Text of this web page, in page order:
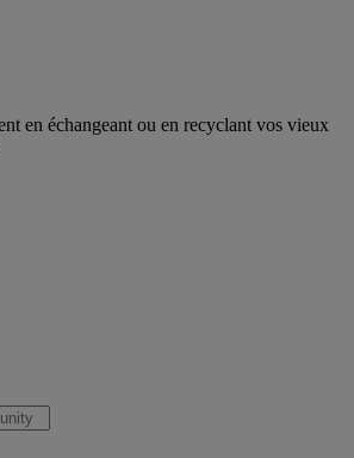
en échangeant ou en recyclant vos vieux